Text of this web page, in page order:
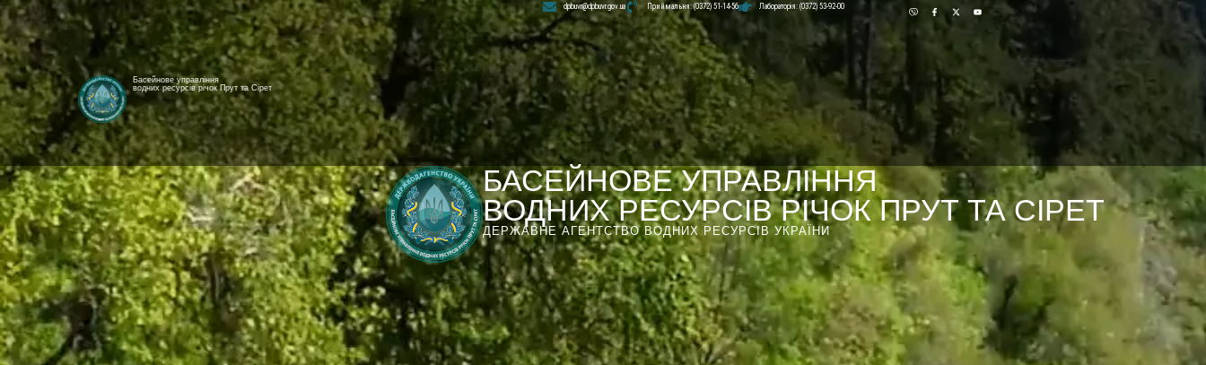
[newyear_garland]
Басейнове управління
водних ресурсів річок Прут та Сірет
Лабораторія: (0372) 53-92-00
dpbuvr@dpbuvr.gov.ua Приймальня: (0372) 51-14-56
БАСЕЙНОВЕ УПРАВЛІННЯ
ВОДНИХ РЕСУРСІВ РІЧОК ПРУТ ТА СІРЕТ
ДЕРЖАВНЕ АГЕНТСТВО ВОДНИХ РЕСУРСІВ УКРАЇНИ